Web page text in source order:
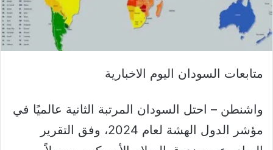
متابعات السودان اليوم الاخبارية
واشنطن – احتل السودان المرتبة الثانية عالميًا في
مؤشر الدول الهشة لعام 2024، وفق التقرير